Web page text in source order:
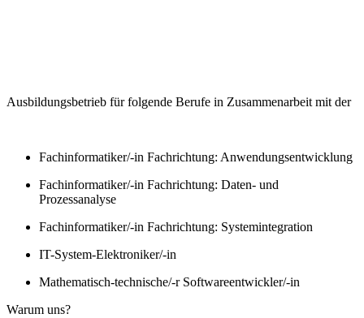
Ausbildungsbetrieb für folgende Berufe in Zusammenarbeit mit der
Fachinformatiker/-in Fachrichtung: Anwendungsentwicklung
Fachinformatiker/-in Fachrichtung: Daten- und
Prozessanalyse
Fachinformatiker/-in Fachrichtung: Systemintegration
IT-System-Elektroniker/-in
Mathematisch-technische/-r Softwareentwickler/-in
Warum uns?